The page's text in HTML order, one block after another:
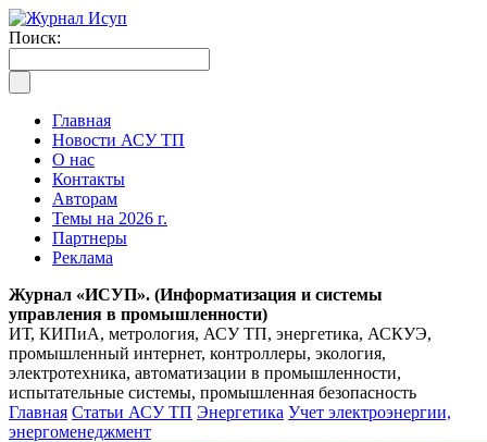
Поиск:
Главная
Новости АСУ ТП
О нас
Контакты
Авторам
Темы на 2026 г.
Партнеры
Реклама
Журнал «ИСУП». (Информатизация и системы
управления в промышленности)
ИТ, КИПиА, метрология, АСУ ТП, энергетика, АСКУЭ,
промышленный интернет, контроллеры, экология,
электротехника, автоматизации в промышленности,
испытательные системы, промышленная безопасность
Главная Статьи АСУ ТП Энергетика Учет электроэнергии,
энергоменеджмент